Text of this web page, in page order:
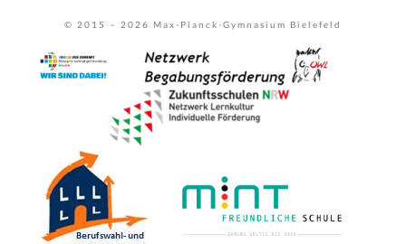
© 2015 – 2026 Max-Planck-Gymnasium Bielefeld